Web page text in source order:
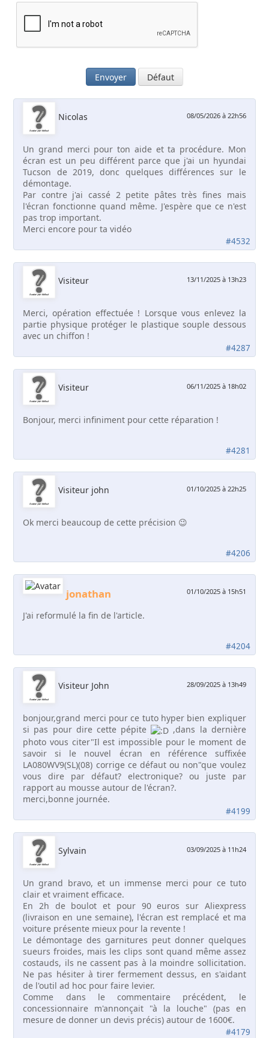
Envoyer Défaut
Nicolas
#4532
08/05/2026 à 22h56
Un grand merci pour ton aide et ta procédure. Mon
écran est un peu différent parce que j'ai un hyundai
Tucson de 2019, donc quelques différences sur le
démontage.
Par contre j'ai cassé 2 petite pâtes très fines mais
l'écran fonctionne quand même. J'espère que ce n'est
pas trop important.
Merci encore pour ta vidéo
Visiteur
#4287
13/11/2025 à 13h23
Merci, opération effectuée ! Lorsque vous enlevez la
partie physique protéger le plastique souple dessous
avec un chiffon !
Visiteur
#4281
06/11/2025 à 18h02
Bonjour, merci infiniment pour cette réparation !
Visiteur john
#4206
01/10/2025 à 22h25
Ok merci beaucoup de cette précision 😉
jonathan
#4204
01/10/2025 à 15h51
J'ai reformulé la fin de l'article.
Visiteur John
#4199
28/09/2025 à 13h49
bonjour,grand merci pour ce tuto hyper bien expliquer
si pas pour dire cette pépite
,dans la dernière
photo vous citer"Il est impossible pour le moment de
savoir si le nouvel écran en référence suffixée
LA080WV9(SL)(08) corrige ce défaut ou non"que voulez
vous dire par défaut? electronique? ou juste par
rapport au mousse autour de l'écran?.
merci,bonne journée.
Sylvain
#4179
03/09/2025 à 11h24
Un grand bravo, et un immense merci pour ce tuto
clair et vraiment efficace.
En 2h de boulot et pour 90 euros sur Aliexpress
(livraison en une semaine), l'écran est remplacé et ma
voiture présente mieux pour la revente !
Le démontage des garnitures peut donner quelques
sueurs froides, mais les clips sont quand même assez
costauds, ils ne cassent pas à la moindre sollicitation.
Ne pas hésiter à tirer fermement dessus, en s'aidant
de l'outil ad hoc pour faire levier.
Comme dans le commentaire précédent, le
concessionnaire m'annonçait "à la louche" (pas en
mesure de donner un devis précis) autour de 1600€.